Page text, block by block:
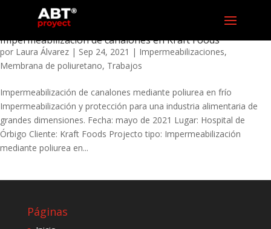
Impermeabilización de canalones en Kraft Foods
por Laura Álvarez | Sep 24, 2021 | Impermeabilizaciones,
Membrana de poliuretano, Trabajos
Impermeabilización de canalones mediante poliurea en frío
Impermeabilización y protección para una industria alimentaria de
grandes dimensiones. Fecha: mayo de 2021 Lugar: Hospital de
Órbigo Cliente: Kraft Foods Projecto tipo: Impermeabilización
mediante poliurea en...
Páginas